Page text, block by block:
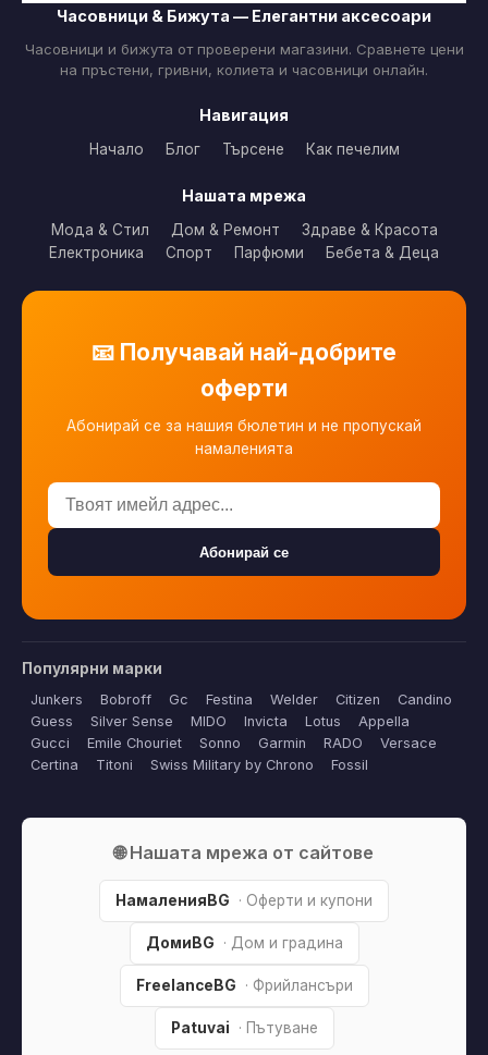
Часовници & Бижута — Елегантни аксесоари
Часовници и бижута от проверени магазини. Сравнете цени
на пръстени, гривни, колиета и часовници онлайн.
Навигация
Начало Блог Търсене Как печелим
Нашата мрежа
Мода & Стил Дом & Ремонт
Здраве & Красота
Електроника
Спорт Парфюми Бебета & Деца
📧 Получавай най-добрите
оферти
Абонирай се за нашия бюлетин и не пропускай
намаленията
Абонирай се
Популярни марки
Junkers Bobroff Gc Festina Welder Citizen
Candino
Guess
Silver Sense MIDO Invicta Lotus
Appella
Gucci
Emile Chouriet Sonno Garmin RADO
Versace
Certina
Titoni Swiss Military by Chrono Fossil
🌐 Нашата мрежа от сайтове
НамаленияBG · Оферти и купони
ДомиBG · Дом и градина
FreelanceBG · Фрийлансъри
Patuvai · Пътуване